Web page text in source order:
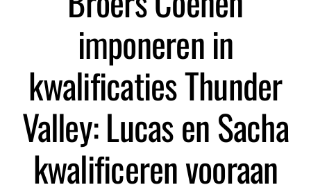
imponeren in
kwalificaties Thunder
Valley: Lucas en Sacha
kwalificeren vooraan